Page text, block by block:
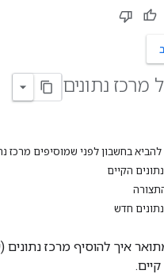
נתונים
בחשבון לפני שמוסיפים מרכז
הקיים
חדש
איך להוסיף מרכז נתונים